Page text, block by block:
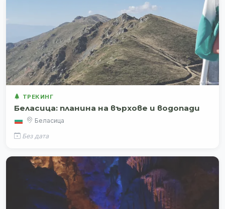
ТРЕКИНГ
Беласица: планина на върхове и водопади
Беласица
Без дата